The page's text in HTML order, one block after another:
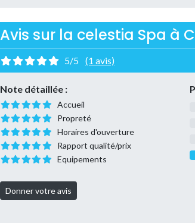
Avis sur la celestia Spa à
5/5 (1 avis)
Note détaillée :
Accueil
Propreté
Horaires d'ouverture
Rapport qualité/prix
Equipements